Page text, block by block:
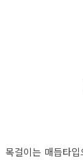
목걸이는 매듭타